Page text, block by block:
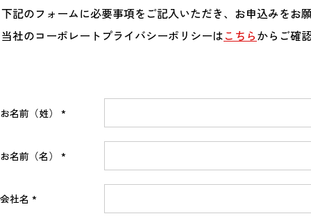
下記のフォームに必要事項をご記入いただき、お申込みをお
当社のコーポレートプライバシーポリシーはこちらからご確
お名前（姓）
お名前（名）
会社名